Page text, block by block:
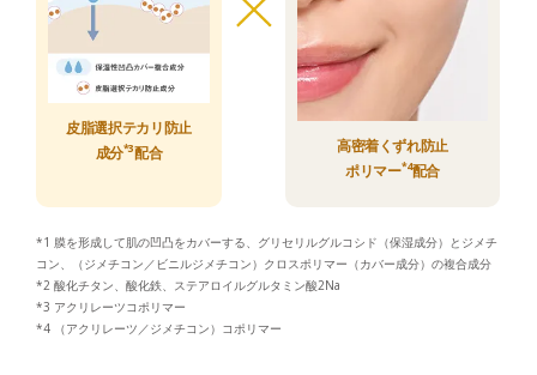
皮脂選択テカリ防止
成分*3配合
高密着くずれ防止
ポリマー*4配合
*1 膜を形成して肌の凹凸をカバーする、グリセリルグルコシド（保湿成分）とジメチ
コン、（ジメチコン／ビニルジメチコン）クロスポリマー（カバー成分）の複合成分
*2 酸化チタン、酸化鉄、ステアロイルグルタミン酸2Na
*3 アクリレーツコポリマー
*4 （アクリレーツ／ジメチコン）コポリマー